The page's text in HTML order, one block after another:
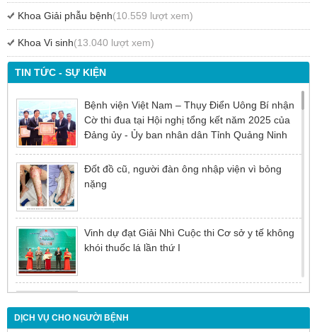
TIN TỨC - SỰ KIỆN
Bệnh viện Việt Nam – Thụy Điển Uông Bí nhận
Cờ thi đua tại Hội nghị tổng kết năm 2025 của
Đảng ủy - Ủy ban nhân dân Tỉnh Quảng Ninh
Đốt đồ cũ, người đàn ông nhập viện vì bỏng
nặng
Vinh dự đạt Giải Nhì Cuộc thi Cơ sở y tế không
khói thuốc lá lần thứ I
Đừng để tuổi tác là rào cản khiến việc điều trị bị
chậm trễ
DỊCH VỤ CHO NGƯỜI BỆNH
Khoa Giải phẫu bệnh(10.559 lượt xem)
Khoa Vi sinh(13.040 lượt xem)